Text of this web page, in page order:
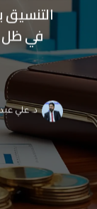
التنسيق
في ظل
د. علي